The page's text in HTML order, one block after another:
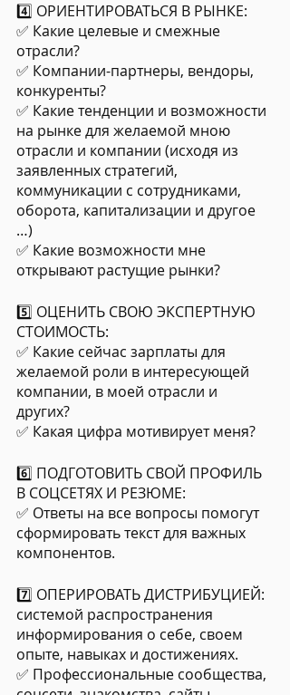
4️⃣ ОРИЕНТИРОВАТЬСЯ В РЫНКЕ:
✅ Какие целевые и смежные
отрасли?
✅ Компании-партнеры, вендоры,
конкуренты?
✅ Какие тенденции и возможности
на рынке для желаемой мною
отрасли и компании (исходя из
заявленных стратегий,
коммуникации с сотрудниками,
оборота, капитализации и другое
…)
✅ Какие возможности мне
открывают растущие рынки?
5️⃣ ОЦЕНИТЬ СВОЮ ЭКСПЕРТНУЮ
СТОИМОСТЬ:
✅ Какие сейчас зарплаты для
желаемой роли в интересующей
компании, в моей отрасли и
других?
✅ Какая цифра мотивирует меня?
6️⃣ ПОДГОТОВИТЬ СВОЙ ПРОФИЛЬ
В СОЦСЕТЯХ И РЕЗЮМЕ:
✅ Ответы на все вопросы помогут
сформировать текст для важных
компонентов.
7️⃣ ОПЕРИРОВАТЬ ДИСТРИБУЦИЕЙ:
системой распространения
информирования о себе, своем
опыте, навыках и достижениях.
✅ Профессиональные сообщества,